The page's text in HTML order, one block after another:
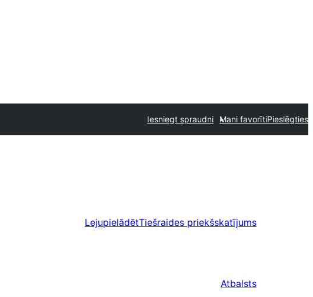
Iesniegt spraudni Mani favorītiPieslēgties
LejupielādētTiešraides priekšskatījums
Atbalsts